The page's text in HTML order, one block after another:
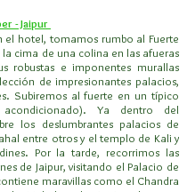
- Jaipur
el hotel, tomamos rumbo al Fuerte
cima de una colina en las afueras
robustas e imponentes murallas
de impresionantes palacios,
Subiremos al fuerte en un típico
Ya dentro del
los deslumbrantes palacios de
entre otros y el templo de Kali y
Por la tarde, recorrimos las
de Jaipur, visitando el Palacio de
maravillas como el Chandra